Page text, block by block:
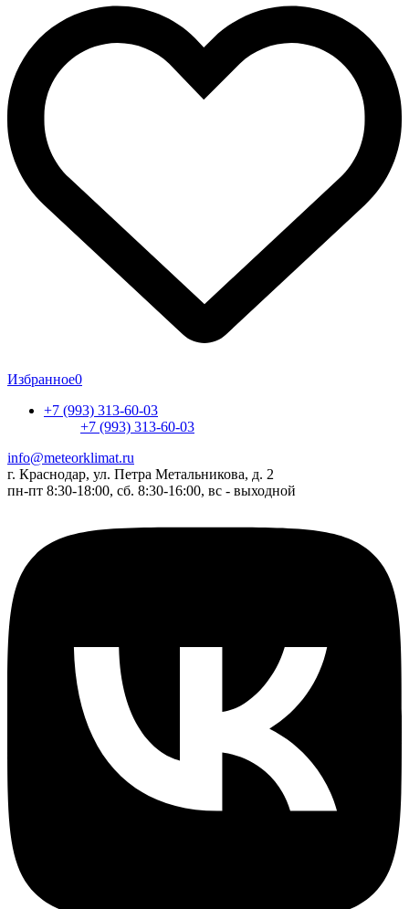
Избранное0
+7 (993) 313-60-03
+7 (993) 313-60-03
info@meteorklimat.ru
г. Краснодар, ул. Петра Метальникова, д. 2
пн-пт 8:30-18:00, сб. 8:30-16:00, вс - выходной